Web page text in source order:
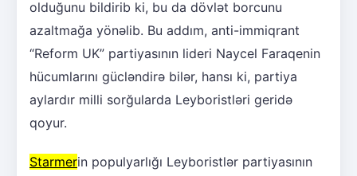
olduğunu bildirib ki, bu da dövlət borcunu
azaltmağa yönəlib. Bu addım, anti-immiqrant
“Reform UK” partiyasının lideri Naycel Faraqenin
hücumlarını gücləndirə bilər, hansı ki, partiya
aylardır milli sorğularda Leyboristləri geridə
qoyur.
Starmerin populyarlığı Leyboristlər partiyasının